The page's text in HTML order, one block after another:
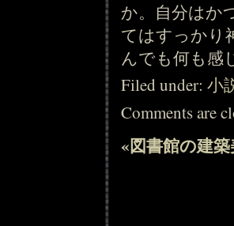
か。自分はか
てはすっかり
んでも何も感
Filed under:小
Comments are
«図書館の建